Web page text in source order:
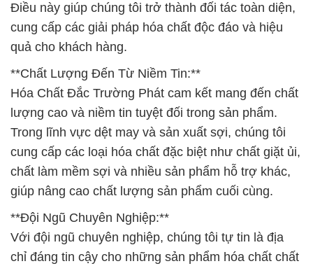
Điều này giúp chúng tôi trở thành đối tác toàn diện,
cung cấp các giải pháp hóa chất độc đáo và hiệu
quả cho khách hàng.
**Chất Lượng Đến Từ Niềm Tin:**
Hóa Chất Đắc Trường Phát cam kết mang đến chất
lượng cao và niềm tin tuyệt đối trong sản phẩm.
Trong lĩnh vực dệt may và sản xuất sợi, chúng tôi
cung cấp các loại hóa chất đặc biệt như chất giặt ủi,
chất làm mềm sợi và nhiều sản phẩm hỗ trợ khác,
giúp nâng cao chất lượng sản phẩm cuối cùng.
**Đội Ngũ Chuyên Nghiệp:**
Với đội ngũ chuyên nghiệp, chúng tôi tự tin là địa
chỉ đáng tin cậy cho những sản phẩm hóa chất chất